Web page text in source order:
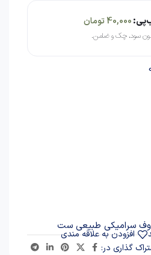
40,000تومان
سرامیکی طبیعی ست
افزودن به علاقه مندی
گذاری در: